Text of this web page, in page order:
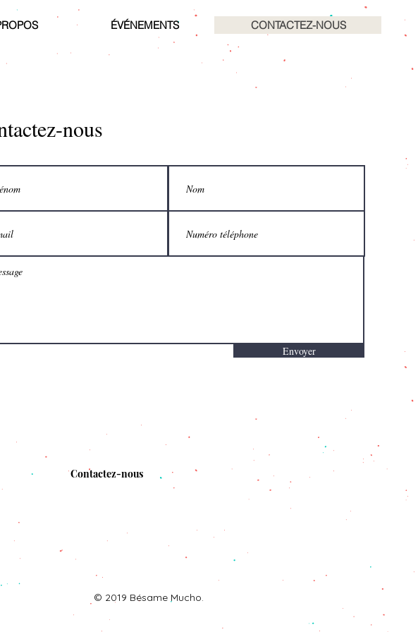
ÉVÉNEMENTS CONTACTEZ-NOUS
nous
Envoyer
Contactez-nous
© 2019 Bésame Mucho.